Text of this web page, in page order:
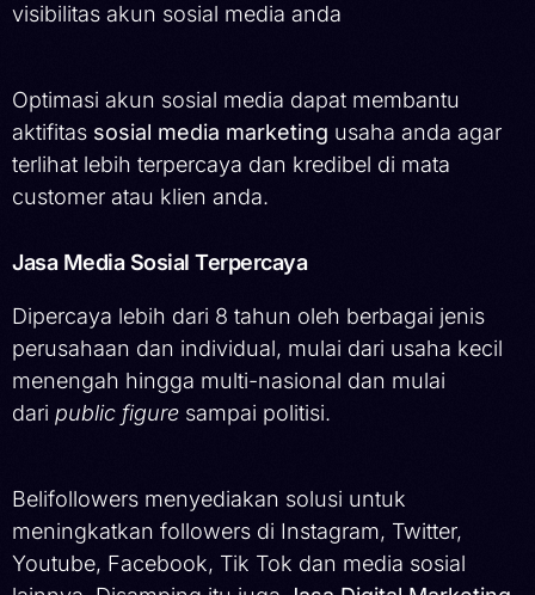
visibilitas akun sosial media anda
Optimasi akun sosial media dapat membantu
aktifitas sosial media marketing usaha anda agar
terlihat lebih terpercaya dan kredibel di mata
customer atau klien anda.
Jasa Media Sosial Terpercaya
Dipercaya lebih dari 8 tahun oleh berbagai jenis
perusahaan dan individual, mulai dari usaha kecil
menengah hingga multi-nasional dan mulai
dari public figure sampai politisi.
Belifollowers menyediakan solusi untuk
meningkatkan followers di Instagram, Twitter,
Youtube, Facebook, Tik Tok dan media sosial